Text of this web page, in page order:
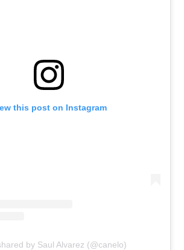
this post on Instagram
by Saul Alvarez (@canelo)